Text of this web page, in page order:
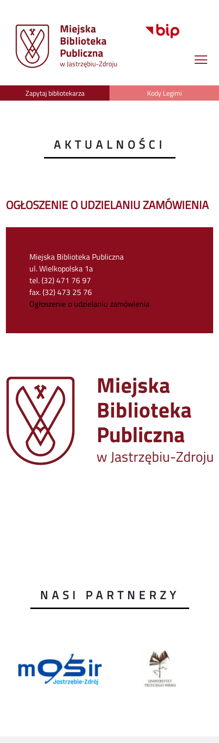
Zapytaj bibliotekarza Kody Legimi
AKTUALNOŚCI
OGŁOSZENIE O UDZIELANIU ZAMÓWIENIA
Miejska Biblioteka Publiczna
ul. Wielkopolska 1a
tel. (32) 471 76 97
fax. (32) 473 25 76
Ogłoszenie o udzielaniu zamówienia
NASI PARTNERZY